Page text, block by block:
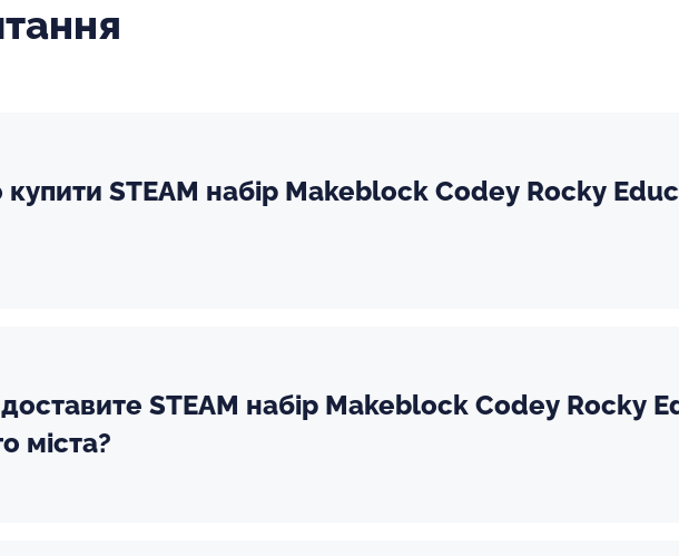
STEAM набір Makeblock Codey Rocky
STEAM набір Makeblock Codey Rocky
міста?